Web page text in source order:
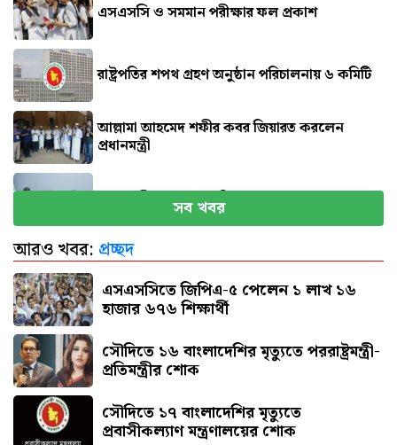
এসএসসি ও সমমান পরীক্ষার ফল প্রকাশ
রাষ্ট্রপতির শপথ গ্রহণ অনুষ্ঠান পরিচালনায় ৬ কমিটি
আল্লামা আহমেদ শফীর কবর জিয়ারত করলেন
প্রধানমন্ত্রী
প্রধানমন্ত্রীর কাছে ৯ দাবি হেফাজতের
সৌদি আরবে আগুনে পুড়ে ১৭ বাংলাদেশির মৃত্যু
সব খবর
আরও খবর: প্রচ্ছদ
এসএসসিতে জিপিএ-৫ পেলেন ১ লাখ ১৬
হাজার ৬৭৬ শিক্ষার্থী
সৌদিতে ১৬ বাংলাদেশির মৃত্যুতে পররাষ্ট্রমন্ত্রী-
প্রতিমন্ত্রীর শোক
সৌ‌দিতে ১৭ বাংলাদেশির মৃত্যুতে
প্রবাসীকল্যাণ মন্ত্রণালয়ের শোক